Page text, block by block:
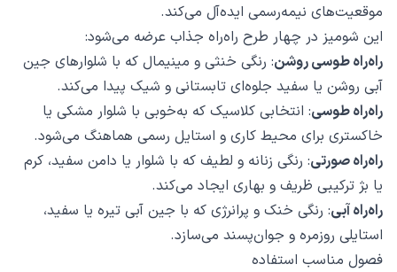
موقعیت‌های نیمه‌رسمی ایده‌آل می‌کند.
این شومیز در چهار طرح راه‌راه جذاب عرضه می‌شود:
راه‌راه طوسی روشن: رنگی خنثی و مینیمال که با شلوارهای جین
آبی روشن یا سفید جلوه‌ای تابستانی و شیک پیدا می‌کند.
راه‌راه طوسی: انتخابی کلاسیک که به‌خوبی با شلوار مشکی یا
خاکستری برای محیط کاری و استایل رسمی هماهنگ می‌شود.
راه‌راه صورتی: رنگی زنانه و لطیف که با شلوار یا دامن سفید، کرم
یا بژ ترکیبی ظریف و بهاری ایجاد می‌کند.
راه‌راه آبی: رنگی خنک و پرانرژی که با جین آبی تیره یا سفید،
استایلی روزمره و جوان‌پسند می‌سازد.
فصول مناسب استفاده